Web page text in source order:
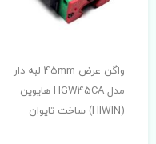
واگن عرض 45mm لبه دار
مدل HGW45CA هایوین
(HIWIN) ساخت تایوان